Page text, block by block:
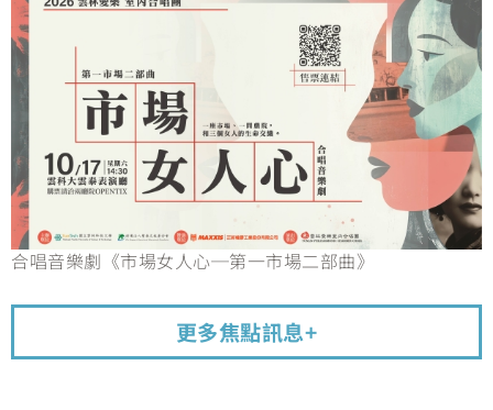
合唱音樂劇《市場女人心─第一市場二部曲》
更多焦點訊息+